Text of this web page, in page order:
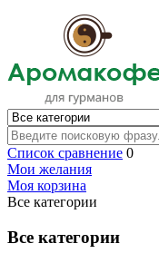
Список сравнение 0
Мои желания
Моя корзина
Все категории
Все категории